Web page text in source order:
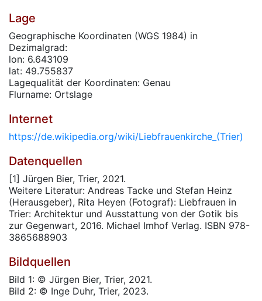
Lage
Geographische Koordinaten (WGS 1984) in
Dezimalgrad:
lon: 6.643109
lat: 49.755837
Lagequalität der Koordinaten: Genau
Flurname: Ortslage
Internet
https://de.wikipedia.org/wiki/Liebfrauenkirche_(Trier)
Datenquellen
[1] Jürgen Bier, Trier, 2021.
Weitere Literatur: Andreas Tacke und Stefan Heinz
(Herausgeber), Rita Heyen (Fotograf): Liebfrauen in
Trier: Architektur und Ausstattung von der Gotik bis
zur Gegenwart, 2016. Michael Imhof Verlag. ISBN 978-
3865688903
Bildquellen
Bild 1: © Jürgen Bier, Trier, 2021.
Bild 2: © Inge Duhr, Trier, 2023.